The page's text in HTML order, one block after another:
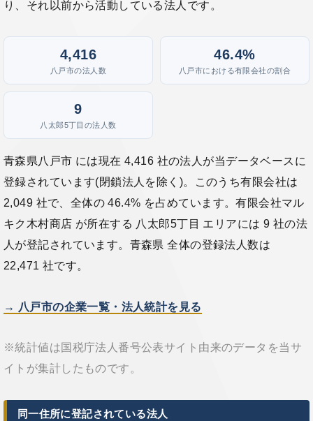
り、それ以前から活動している法人です。
4,416
八戸市の法人数
46.4%
八戸市における有限会社の割合
9
八太郎5丁目の法人数
青森県八戸市 には現在 4,416 社の法人が当データベースに
登録されています(閉鎖法人を除く)。このうち有限会社は
2,049 社で、全体の 46.4% を占めています。有限会社マル
キク木村商店 が所在する 八太郎5丁目 エリアには 9 社の法
人が登記されています。青森県 全体の登録法人数は
22,471 社です。
→ 八戸市の企業一覧・法人統計を見る
※統計値は国税庁法人番号公表サイト由来のデータを当サ
イトが集計したものです。
同一住所に登記されている法人